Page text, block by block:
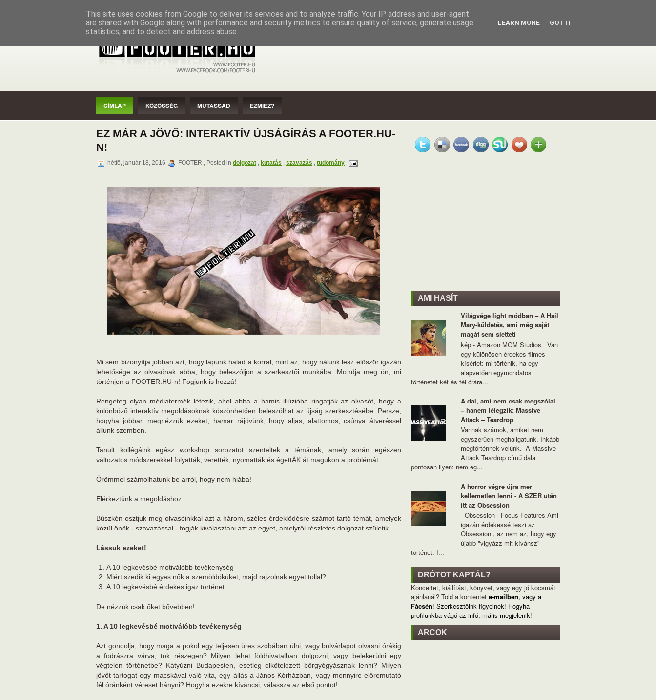
CÍMLAP KÖZÖSSÉG MUTASSAD EZMIEZ? IMPRESSZUM SZERZŐI JOGOK
CÍMLAP KÖZÖSSÉG MUTASSAD EZMIEZ?
EZ MÁR A JÖVŐ: INTERAKTÍV ÚJSÁGÍRÁS A FOOTER.HU-
N!
hétfő, január 18, 2016 FOOTER , Posted in dolgozat , kutatás , szavazás , tudomány
Mi sem bizonyítja jobban azt, hogy lapunk halad a korral, mint az, hogy nálunk lesz először igazán
lehetősége az olvasónak abba, hogy beleszóljon a szerkesztői munkába. Mondja meg ön, mi
történjen a FOOTER.HU-n! Fogjunk is hozzá!
Rengeteg olyan médiatermék létezik, ahol abba a hamis illúzióba ringatják az olvasót, hogy a
különböző interaktív megoldásoknak köszönhetően beleszólhat az újság szerkesztésébe. Persze,
hogyha jobban megnézzük ezeket, hamar rájövünk, hogy aljas, alattomos, csúnya átveréssel
állunk szemben.
Tanult kollégáink egész workshop sorozatot szenteltek a témának, amely során egészen
változatos módszerekkel folyatták, verették, nyomatták és égettÁK át magukon a problémát.
Örömmel számolhatunk be arról, hogy nem hiába!
Elérkeztünk a megoldáshoz.
Büszkén osztjuk meg olvasóinkkal azt a három, széles érdeklődésre számot tartó témát, amelyek
közül önök - szavazással - fogják kiválasztani azt az egyet, amelyről részletes dolgozat születik.
Lássuk ezeket!
A 10 legkevésbé motiválóbb tevékenység
Miért szedik ki egyes nők a szemöldöküket, majd rajzolnak egyet tollal?
A 10 legkevésbé érdekes igaz történet
De nézzük csak őket bővebben!
1. A 10 legkevésbé motiválóbb tevékenység
Azt gondolja, hogy maga a pokol egy teljesen üres szobában ülni, vagy bulvárlapot olvasni órákig
a fodrászra várva, tök részegen? Milyen lehet földhivatalban dolgozni, vagy belekerülni egy
végtelen történetbe? Kátyúzni Budapesten, esetleg elkötelezett bőrgyógyásznak lenni? Milyen
jövőt tartogat egy macskával való vita, egy állás a János Kórházban, vagy mennyire előremutató
fél óránként véreset hányni? Hogyha ezekre kíváncsi, válassza az első pontot!
AMI HASÍT
Világvége light módban – A Hail
Mary-küldetés, ami még saját
magát sem sietteti
kép - Amazon MGM Studios Van
egy különösen érdekes filmes
kísérlet: mi történik, ha egy
alapvetően egymondatos
történetet két és fél órára...
A dal, ami nem csak megszólal
– hanem lélegzik: Massive
Attack – Teardrop
Vannak számok, amiket nem
egyszerűen meghallgatunk. Inkább
megtörténnek velünk. A Massive
Attack Teardrop című dala
pontosan ilyen: nem eg...
A horror végre újra mer
kellemetlen lenni - A SZER után
itt az Obsession
Obsession - Focus Features Ami
igazán érdekessé teszi az
Obsessiont, az nem az, hogy egy
újabb "vigyázz mit kívánsz"
történet. I...
DRÓTOT KAPTÁL?
Koncertet, kiállítást, könyvet, vagy egy jó kocsmát
ajánlanál? Told a kontentet e-mailben, vagy a
Fácsén! Szerkesztőink figyelnek! Hogyha
profilunkba vágó az infó, máris megjelenik!
ARCOK
This site uses cookies from Google to deliver its services and to analyze traffic. Your IP address and user-agent
are shared with Google along with performance and security metrics to ensure quality of service, generate usage
statistics, and to detect and address abuse.
LEARN MORE GOT IT